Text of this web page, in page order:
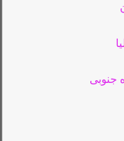
جنوبی